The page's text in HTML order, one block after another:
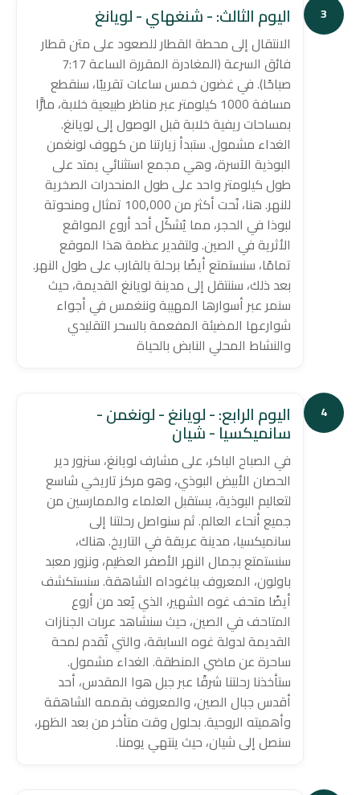
3 اليوم الثالث: - شنغهاي - لويانغ
الانتقال إلى محطة القطار للصعود على متن قطار
فائق السرعة (المغادرة المقررة الساعة 7:17
صباحًا). في غضون خمس ساعات تقريبًا، سنقطع
مسافة 1000 كيلومتر عبر مناظر طبيعية خلابة، مارًّا
بمساحات ريفية خلابة قبل الوصول إلى لويانغ.
الغداء مشمول. ستبدأ زيارتنا من كهوف لونغمن
البوذية الآسرة، وهي مجمع استثنائي يمتد على
طول كيلومتر واحد على طول المنحدرات الصخرية
للنهر. هنا، نُحت أكثر من 100,000 تمثال ومنحوتة
لبوذا في الحجر، مما يُشكّل أحد أروع المواقع
الأثرية في الصين. ولتقدير عظمة هذا الموقع
تمامًا، سنستمتع أيضًا برحلة بالقارب على طول النهر.
بعد ذلك، سننتقل إلى مدينة لويانغ القديمة، حيث
سنمر عبر أسوارها المهيبة وننغمس في أجواء
شوارعها المضيئة المفعمة بالسحر التقليدي
والنشاط المحلي النابض بالحياة
4 اليوم الرابع: - لويانغ - لونغمن -
سانميكسيا - شيان
في الصباح الباكر، على مشارف لويانغ، سنزور دير
الحصان الأبيض البوذي، وهو مركز تاريخي شاسع
لتعاليم البوذية، يستقبل العلماء والممارسين من
جميع أنحاء العالم. ثم سنواصل رحلتنا إلى
سانميكسيا، مدينة عريقة في التاريخ. هناك،
سنستمتع بجمال النهر الأصفر العظيم، ونزور معبد
باولون، المعروف بباغوداه الشاهقة. سنستكشف
أيضًا متحف غوه الشهير، الذي يُعد من أروع
المتاحف في الصين، حيث سنشاهد عربات الجنازات
القديمة لدولة غوه السابقة، والتي تُقدم لمحة
ساحرة عن ماضي المنطقة. الغداء مشمول.
ستأخذنا رحلتنا شرقًا عبر جبل هوا المقدس، أحد
أقدس جبال الصين، والمعروف بقممه الشاهقة
وأهميته الروحية. بحلول وقت متأخر من بعد الظهر،
سنصل إلى شيان، حيث ينتهي يومنا.